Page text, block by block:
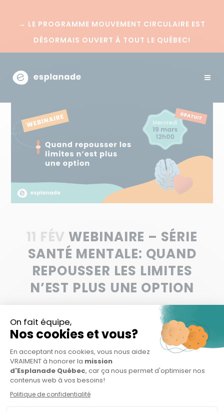
→ LE PROGRAMME MOUVEMENT CIRCULAIRE EST
DÉSORMAIS OUVERT À TOUT LE QUÉBEC!
11 FÉV WEBINAIRE – SÉRIE
SANTÉ MENTALE: QUAND
REPOUSSER LES LIMITES
N’EST PLUS UNE OPTION
CONTACT
914 rue Notre-Dame Ouest, bureau 204